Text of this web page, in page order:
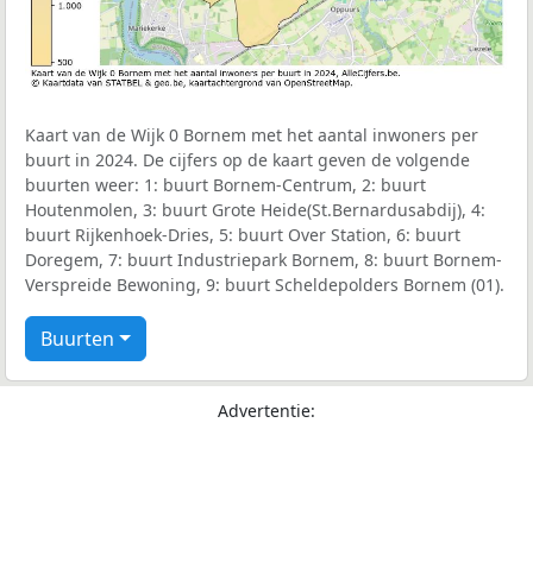
Kaart van de Wijk 0 Bornem met het aantal inwoners per
buurt in 2024. De cijfers op de kaart geven de volgende
buurten weer: 1: buurt Bornem-Centrum, 2: buurt
Houtenmolen, 3: buurt Grote Heide(St.Bernardusabdij), 4:
buurt Rijkenhoek-Dries, 5: buurt Over Station, 6: buurt
Doregem, 7: buurt Industriepark Bornem, 8: buurt Bornem-
Verspreide Bewoning, 9: buurt Scheldepolders Bornem (01).
Buurten
Advertentie: